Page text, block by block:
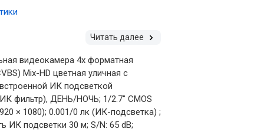
Читать далее
видеокамера 4х форматная
Mix-HD цветная уличная с
ИК подсветкой
фильтр), ДЕНЬ/НОЧЬ; 1/2.7'' CMOS
× 1080); 0.001/0 лк (ИК-подсветка) ;
ИК подсветки 30 м; S/N: 65 dB;